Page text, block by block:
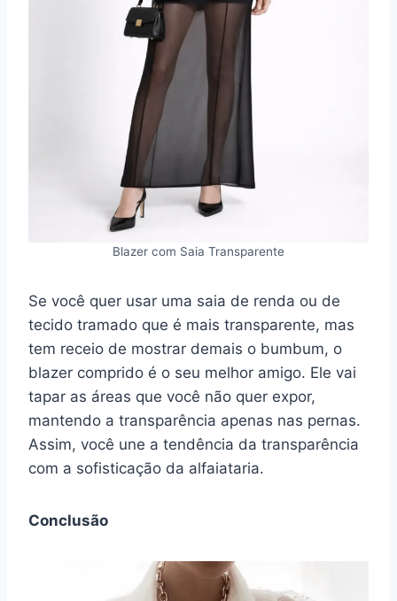
Blazer com Saia Transparente
Se você quer usar uma saia de renda ou de
tecido tramado que é mais transparente, mas
tem receio de mostrar demais o bumbum, o
blazer comprido é o seu melhor amigo. Ele vai
tapar as áreas que você não quer expor,
mantendo a transparência apenas nas pernas.
Assim, você une a tendência da transparência
com a sofisticação da alfaiataria.
Conclusão